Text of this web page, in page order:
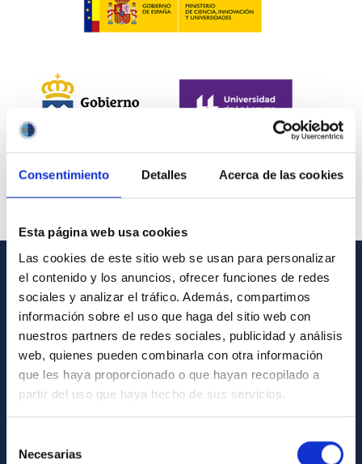
Consentimiento Detalles Acerca de las cookies
Esta página web usa cookies
Las cookies de este sitio web se usan para personalizar
el contenido y los anuncios, ofrecer funciones de redes
sociales y analizar el tráfico. Además, compartimos
información sobre el uso que haga del sitio web con
nuestros partners de redes sociales, publicidad y análisis
web, quienes pueden combinarla con otra información
que les haya proporcionado o que hayan recopilado a
partir del uso que haya hecho de sus servicios.
Necesarias
INFORMACIÓN GENERAL
Contacto
Cómo llegar al IAC
Directorio de personal
Biblioteca